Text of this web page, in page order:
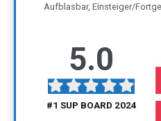
Aufblasbar, Einsteiger/
5.0
#1 SUP BOARD 2024